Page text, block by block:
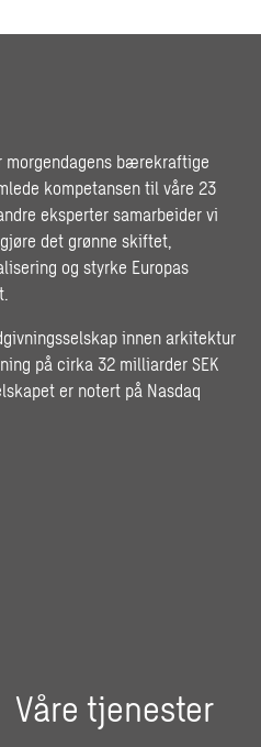
morgendagens bærekraftige
kompetansen til våre 23
eksperter samarbeider vi
det grønne skiftet,
og styrke Europas
innen arkitektur
på cirka 32 milliarder SEK
er notert på Nasdaq
Våre tjenester